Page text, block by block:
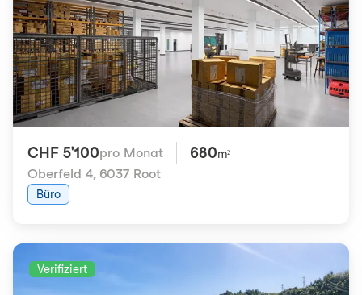
CHF 5'100pro Monat 680m²
Oberfeld 4, 6037 Root
Büro
Verifiziert